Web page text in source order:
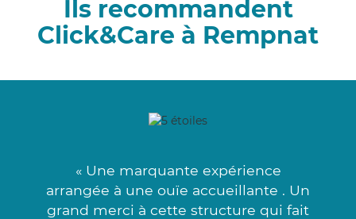
Ils recommandent
Click&Care à Rempnat
« Une marquante expérience
arrangée à une ouïe accueillante . Un
grand merci à cette structure qui fait